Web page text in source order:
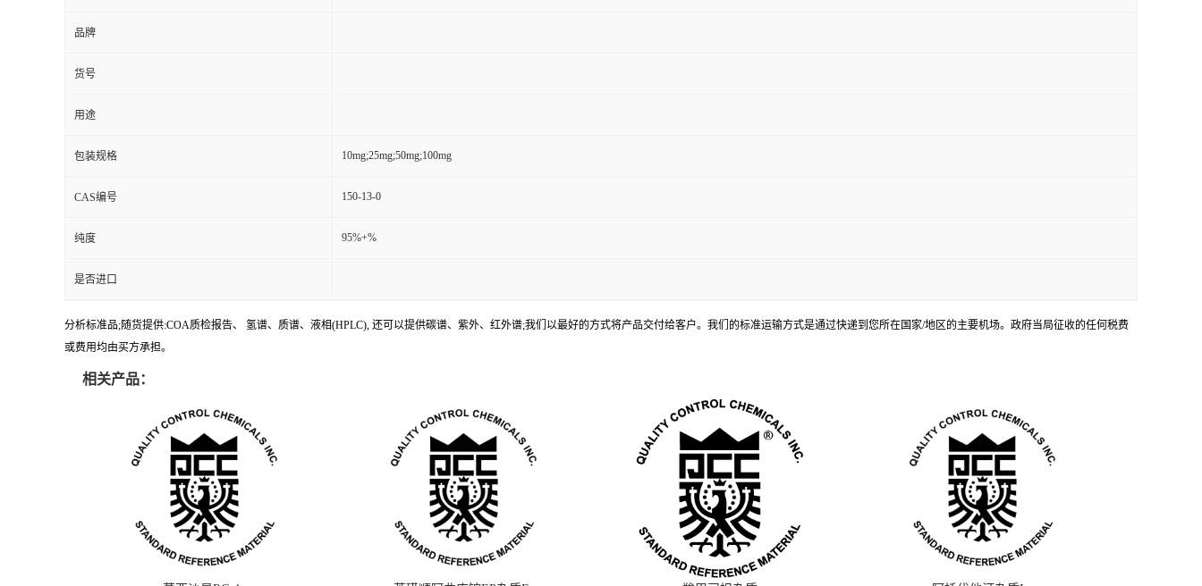
品牌
货号
用途
包装规格 10mg;25mg;50mg;100mg
CAS编号 150-13-0
纯度 95%+%
是否进口
分析标准品;随货提供:COA质检报告、 氢谱、质谱、液相(HPLC), 还可以提供碳谱、紫外、红外谱;我们以最好的方式将产品交付给客户。我们的标准运输方式是通过快递到您所在国家/地区的主要机场。政府当局征收的任何税费
或费用均由买方承担。
相关产品：